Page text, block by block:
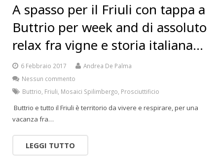
A spasso per il Friuli con tappa a
Buttrio per week and di assoluto
relax fra vigne e storia italiana…
6 Febbraio 2017
Andrea De Palma
Nessun commento
Buttrio Friuli Mosaici Spilimbergo Prosciuttificio
Buttrio e tutto il Friuli è territorio da vivere e respirare, per una
vacanza fra…
LEGGI TUTTO